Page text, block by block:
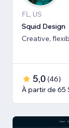
FL, US
Squid Design
Creative,
5,0 (46)
À partir de 65